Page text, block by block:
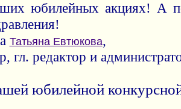
юбилейных акциях! А
Татьяна Евтюкова,
гл. редактор и
юбилейной